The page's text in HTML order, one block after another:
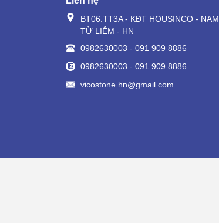
BT06.TT3A - KĐT HOUSINCO - NAM
TỪ LIÊM - HN
0982630003 - 091 909 8886
0982630003 - 091 909 8886
vicostone.hn@gmail.com